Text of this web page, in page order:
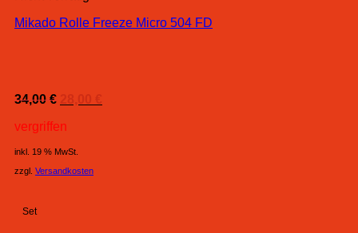
Mikado Rolle Freeze Micro 504 FD
34,00€ Ursprünglicher
war:
28,00 €
vergriffen
inkl. 19 % MwSt.
zzgl. Versandkosten
Set